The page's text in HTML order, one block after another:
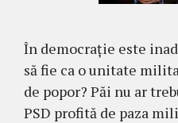
În democrație este
să fie ca o unitate
de popor? Păi nu ar
PSD profită de paza